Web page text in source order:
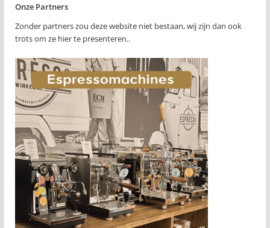
Onze Partners
Zonder partners zou deze website niet bestaan, wij zijn dan ook
trots om ze hier te presenteren..